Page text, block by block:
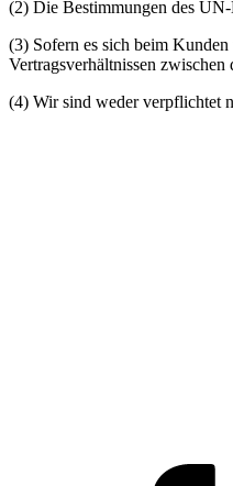
(2) Die Bestimmungen des
(3) Sofern es sich beim
Vertragsverhältnissen
(4) Wir sind weder verpflichtet